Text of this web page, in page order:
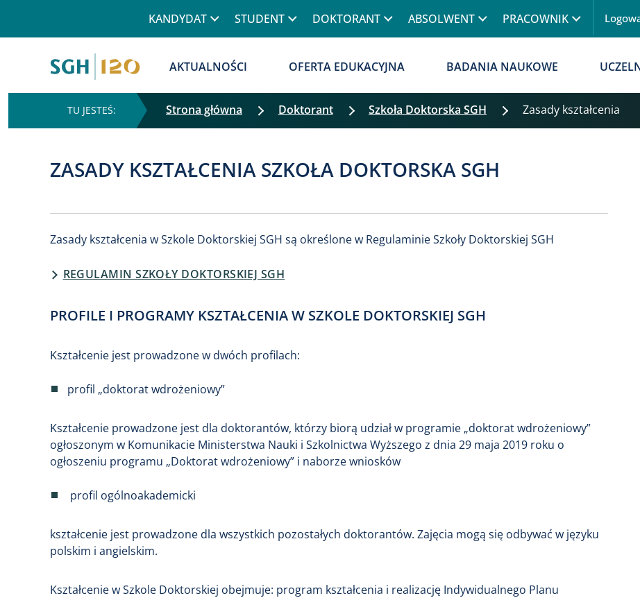
KANDYDAT STUDENT DOKTORANT ABSOLWENT PRACOWNIK Menu
AKTUALNOŚCI
OFERTA EDUKACYJNA BADANIA NAUKOWE
Strona główna Doktorant Szkoła Doktorska SGH Zasady kształcenia
ZASADY KSZTAŁCENIA SZKOŁA DOKTORSKA SGH
Zasady kształcenia w Szkole Doktorskiej SGH są określone w Regulaminie Szkoły Doktorskiej SGH
REGULAMIN SZKOŁY DOKTORSKIEJ SGH
PROFILE I PROGRAMY KSZTAŁCENIA W SZKOLE DOKTORSKIEJ SGH
Kształcenie jest prowadzone w dwóch profilach:
profil „doktorat wdrożeniowy”
Kształcenie prowadzone jest dla doktorantów, którzy biorą udział w programie „doktorat wdrożeniowy”
ogłoszonym w Komunikacie Ministerstwa Nauki i Szkolnictwa Wyższego z dnia 29 maja 2019 roku o
ogłoszeniu programu „Doktorat wdrożeniowy” i naborze wniosków
profil ogólnoakademicki
kształcenie jest prowadzone dla wszystkich pozostałych doktorantów. Zajęcia mogą się odbywać w języku
polskim i angielskim.
Kształcenie w Szkole Doktorskiej obejmuje: program kształcenia i realizację Indywidualnego Planu